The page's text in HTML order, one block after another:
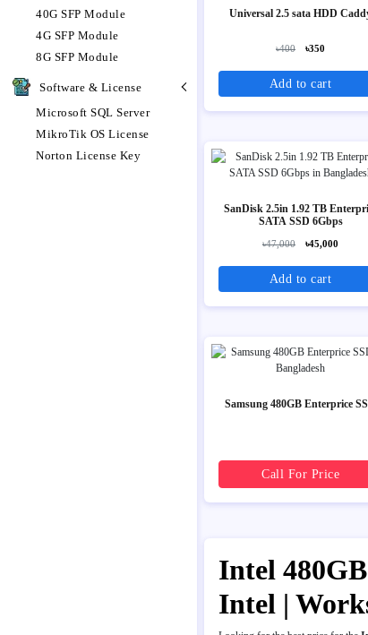
40G SFP Module
4G SFP Module
8G SFP Module
Software & License
Microsoft SQL Server
MikroTik OS License
Norton License Key
Universal 2.5 sata HDD
৳400 ৳350
Add to cart
SanDisk 2.5in 1.92 TB
SATA SSD 6Gbps
৳47,000 ৳45,000
Add to cart
Samsung 480GB Enterprice
Call For Price
Intel
Intel |